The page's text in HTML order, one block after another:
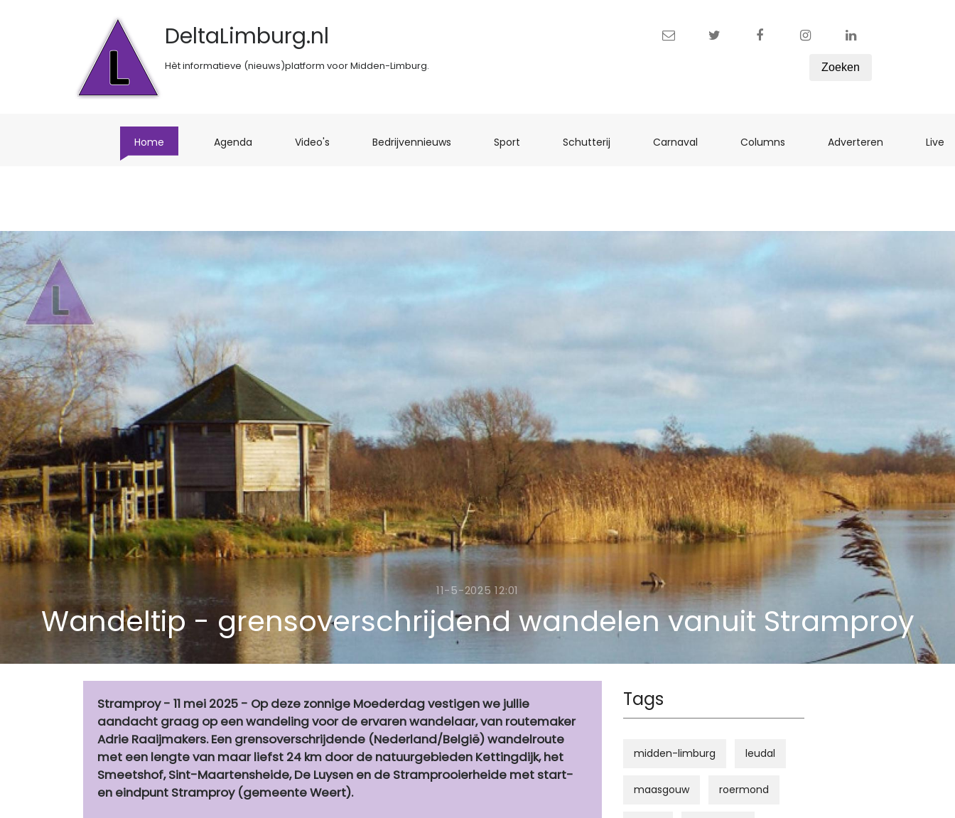
DeltaLimburg.nl
Hèt informatieve (nieuws)platform voor Midden-Limburg. Zoeken
Home Agenda (current)Video's (current)Bedrijvennieuws (current)Sport (current)Schutterij (current)Carnaval (current)Columns (current)Adverteren (current)Live
11-5-2025 12:01
Wandeltip - grensoverschrijdend wandelen vanuit Stramproy
Stramproy - 11 mei 2025 - Op deze zonnige Moederdag vestigen we jullie
aandacht graag op een wandeling voor de ervaren wandelaar, van routemaker
Adrie Raaijmakers. Een grensoverschrijdende (Nederland/België) wandelroute
met een lengte van maar liefst 24 km door de natuurgebieden Kettingdijk, het
Smeetshof, Sint-Maartensheide, De Luysen en de Stramprooierheide met start-
en eindpunt Stramproy (gemeente Weert).
Tags
midden-limburg leudal
maasgouw roermond